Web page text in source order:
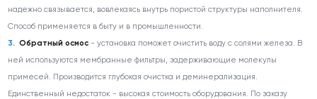
надежно связывается, вовлекаясь внутрь пористой структуры наполнителя.
Способ применяется в быту и в промышленности.
Обратный осмос - установка поможет очистить воду с солями железа. В
ней используются мембранные фильтры, задерживающие молекулы
примесей. Производится глубокая очистка и деминерализация.
Единственный недостаток - высокая стоимость оборудования. По заказу